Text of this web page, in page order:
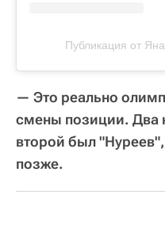
Публикация от
— Это реально
смены позиции. Два
второй был
позже.